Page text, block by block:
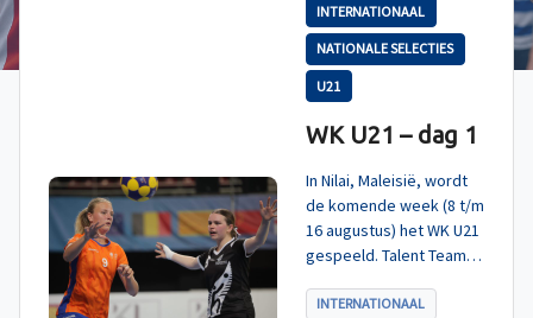
INTERNATIONAAL
NATIONALE SELECTIES
U21
WK U21 – dag 1
In Nilai, Maleisië, wordt
de komende week (8 t/m
16 augustus) het WK U21
gespeeld. Talent TeamNL
poule A, met Nieuw-
INTERNATIONAAL